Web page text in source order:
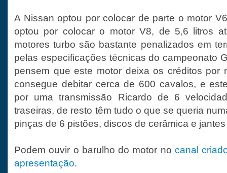
A Nissan optou por colocar de parte o motor
optou por colocar o motor V8, de 5,6 litros
motores turbo são bastante penalizados em
pelas especificações técnicas do campeonato
pensem que este motor deixa os créditos por
consegue debitar cerca de 600 cavalos, e
por uma transmissão Ricardo de 6
traseiras, de resto têm tudo o que se queria
pinças de 6 pistões, discos de cerâmica e
Podem ouvir o barulho do motor no canal
apresentação.